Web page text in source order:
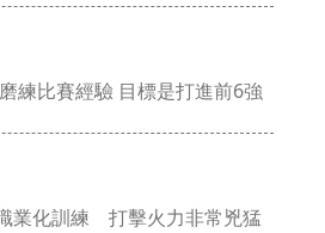
練比賽經驗 目標是打進前6強
業化訓練 打擊火力非常兇猛